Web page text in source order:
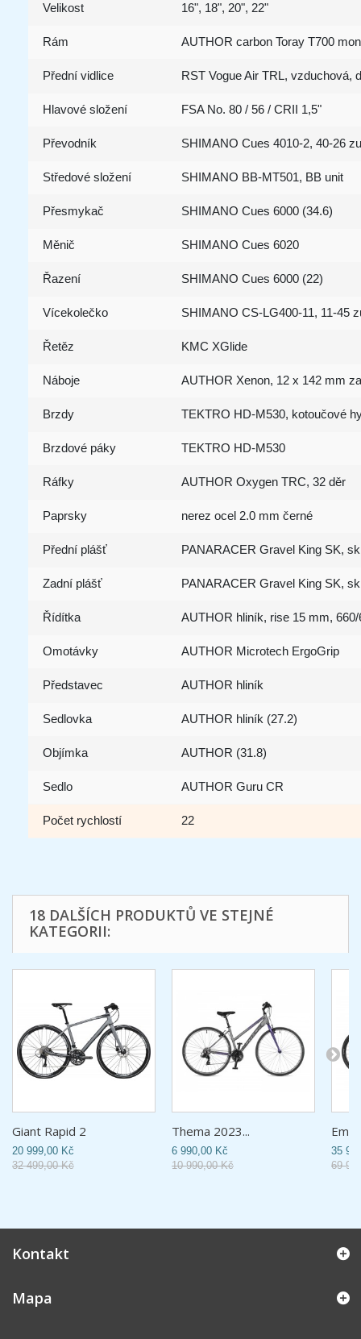
Velikost 16", 18", 20", 22"
Rám AUTHOR carbon Toray T700
Přední vidlice RST Vogue Air TRL, vzduchová,
Hlavové složení FSA No. 80 / 56 / CRII 1,5"
Převodník SHIMANO Cues 4010-2, 40-26
Středové složení SHIMANO BB-MT501, BB unit
Přesmykač SHIMANO Cues 6000 (34.6)
Měnič SHIMANO Cues 6020
Řazení SHIMANO Cues 6000 (22)
Vícekolečko SHIMANO CS-LG400-11, 11-45
Řetěz KMC XGlide
Náboje AUTHOR Xenon, 12 x 142 mm
Brzdy TEKTRO HD-M530, kotoučové
Brzdové páky TEKTRO HD-M530
Ráfky AUTHOR Oxygen TRC, 32 děr
Paprsky nerez ocel 2.0 mm černé
Přední plášť PANARACER Gravel King SK,
Zadní plášť PANARACER Gravel King SK,
Řídítka AUTHOR hliník, rise 15 mm,
Omotávky AUTHOR Microtech ErgoGrip
Představec AUTHOR hliník
Sedlovka AUTHOR hliník (27.2)
Objímka AUTHOR (31.8)
Sedlo AUTHOR Guru CR
Počet rychlostí 22
18 DALŠÍCH PRODUKTŮ VE STEJNÉ
KATEGORII:
Giant Rapid 2
20 999,00 Kč
32 499,00 Kč
Thema 2023...
6 990,00 Kč
10 990,00 Kč
35
69
Kontakt
Mapa